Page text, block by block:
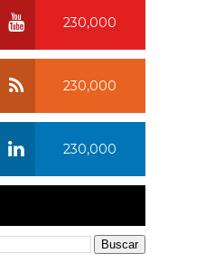
230,000
230,000
230,000